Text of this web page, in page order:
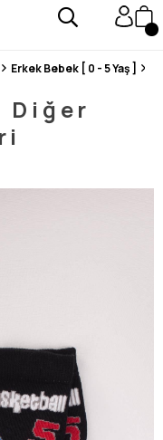
4.8 PUAN ALDI ⭐⭐⭐⭐⭐
10 MİLYON ÜRÜN
Erkek Bebek [ 0 - 5 Yaş ]
Diğer